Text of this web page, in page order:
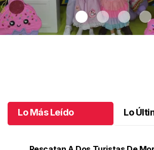
Lo Más Leído Lo